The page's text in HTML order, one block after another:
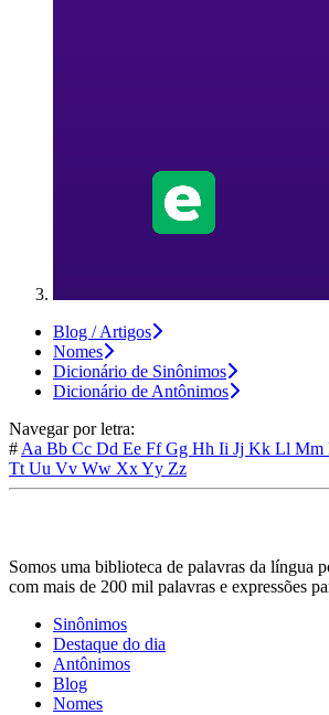
Blog / Artigos
Nomes
Dicionário de Sinônimos
Dicionário de Antônimos
Navegar por letra:
# Aa Bb Cc Dd Ee FfGg Hh Ii Jj Kk Ll Mm
Tt Uu Vv Ww XxYy Zz
Somos uma biblioteca de palavras da língua
com mais de 200 mil palavras e expressões
Sinônimos
Destaque do dia
Antônimos
Blog
Nomes